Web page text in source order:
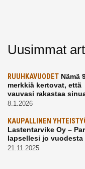
Uusimmat
RUUHKAVUODET Nämä
merkkiä kertovat, että
vauvasi rakastaa
8.1.2026
KAUPALLINEN
Lastentarvike Oy –
lapsellesi jo vuodesta
21.11.2025